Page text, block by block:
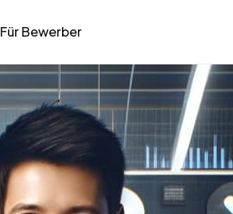
Für Bewerber